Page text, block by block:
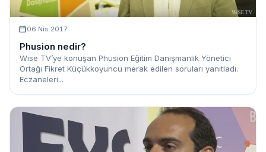
06 Nis 2017
Phusion nedir?
Wise TV’ye konuşan Phusion Eğitim Danışmanlık Yönetici
Ortağı Fikret Küçükkoyuncu merak edilen soruları yanıtladı.
Eczaneleri...